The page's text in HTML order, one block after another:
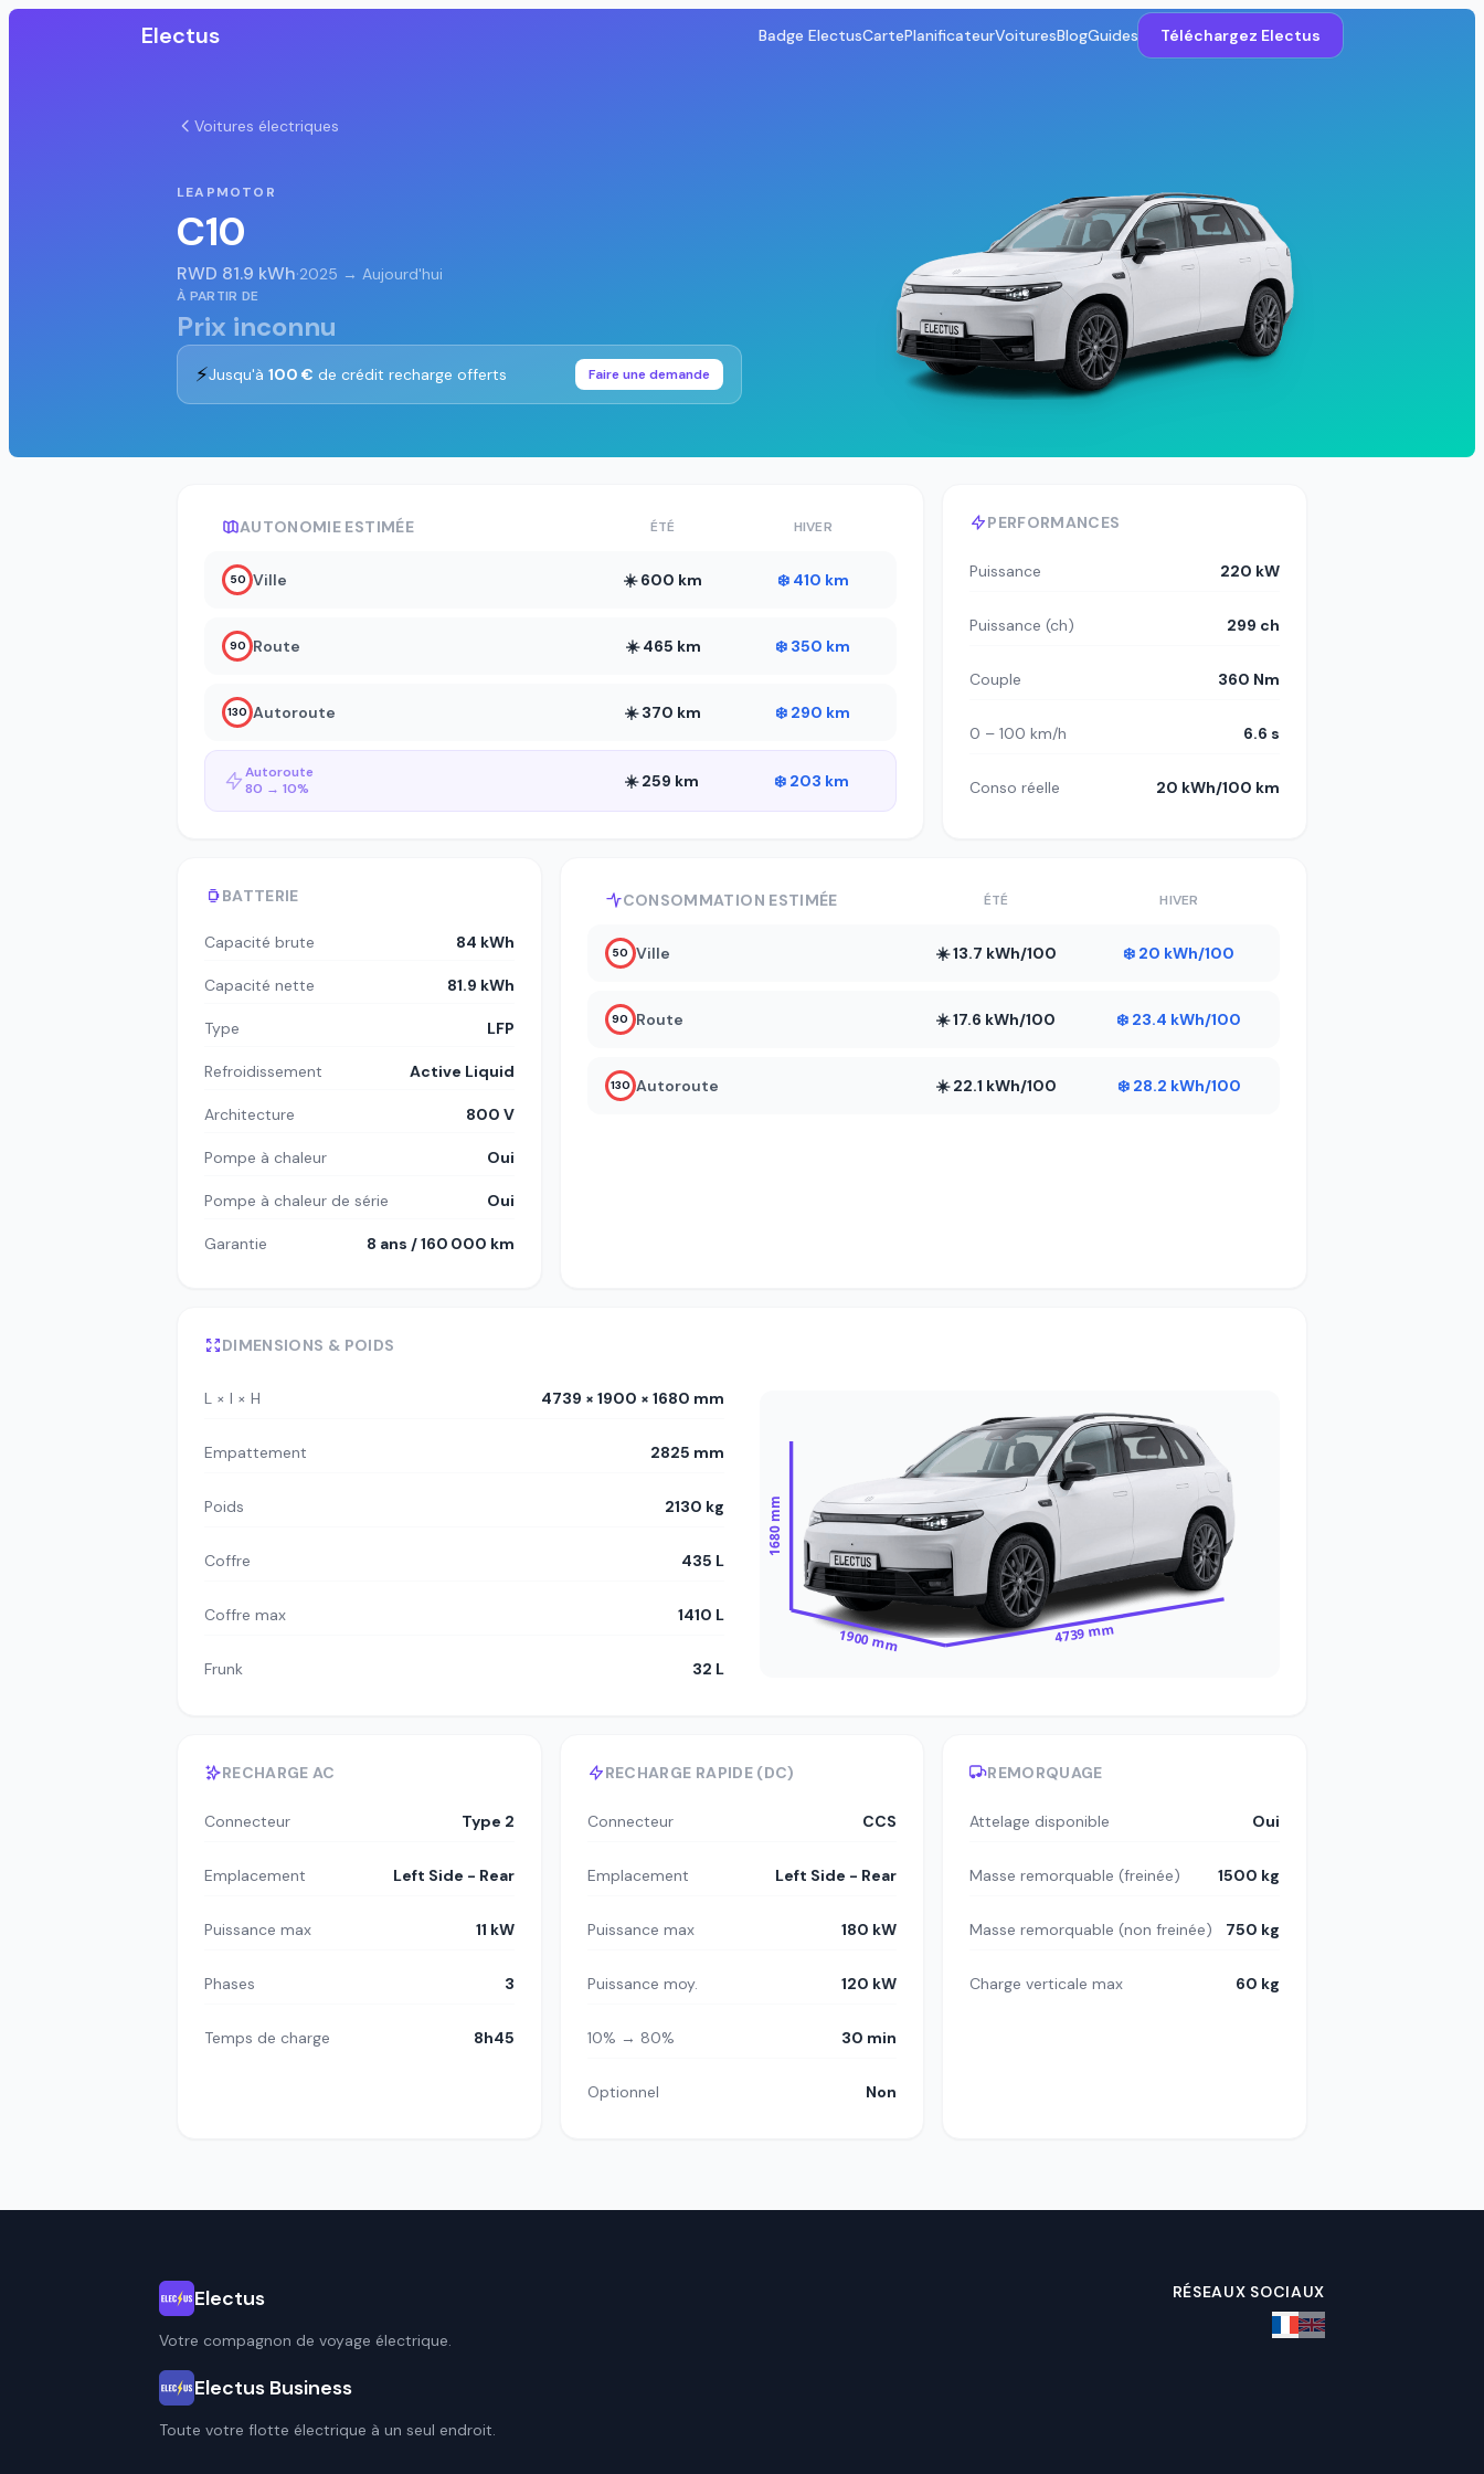
Electus Badge ElectusCartePlanificateurVoituresBlogGuides Téléchargez Electus
Voitures électriques
LEAPMOTOR
C10
RWD 81.9 kWh·2025 → Aujourd'hui
À PARTIR DE
Prix inconnu
⚡Jusqu'à 100 € de crédit recharge offerts Faire une demande
AUTONOMIE ESTIMÉE ÉTÉ HIVER
50 Ville ☀️ 600 km ❄️ 410 km
90 Route ☀️ 465 km ❄️ 350 km
130 Autoroute ☀️ 370 km ❄️ 290 km
Autoroute
80 → 10%
☀️ 259 km ❄️ 203 km
PERFORMANCES
Puissance 220 kW
Puissance (ch) 299 ch
Couple 360 Nm
0 – 100 km/h 6.6 s
Conso réelle 20 kWh/100 km
BATTERIE
Capacité brute 84 kWh
Capacité nette 81.9 kWh
Type LFP
Refroidissement Active Liquid
Architecture 800 V
Pompe à chaleur Oui
Pompe à chaleur de série Oui
Garantie 8 ans / 160 000 km
CONSOMMATION ESTIMÉE ÉTÉ HIVER
50 Ville ☀️ 13.7 kWh/100 ❄️ 20 kWh/100
90 Route ☀️ 17.6 kWh/100 ❄️ 23.4 kWh/100
130 Autoroute ☀️ 22.1 kWh/100 ❄️ 28.2 kWh/100
DIMENSIONS & POIDS
L × l × H 4739 × 1900 × 1680 mm
Empattement 2825 mm
Poids 2130 kg
Coffre 435 L
Coffre max 1410 L
Frunk 32 L
1680 mm
1900 mm 4739 mm
RECHARGE AC
Connecteur Type 2
Emplacement Left Side - Rear
Puissance max 11 kW
Phases 3
Temps de charge 8h45
RECHARGE RAPIDE (DC)
Connecteur CCS
Emplacement Left Side - Rear
Puissance max 180 kW
Puissance moy. 120 kW
10% → 80% 30 min
Optionnel Non
REMORQUAGE
Attelage disponible Oui
Masse remorquable (freinée) 1500 kg
Masse remorquable (non freinée) 750 kg
Charge verticale max 60 kg
Electus
Votre compagnon de voyage électrique.
Electus Business
Toute votre flotte électrique à un seul endroit.
RÉSEAUX SOCIAUX